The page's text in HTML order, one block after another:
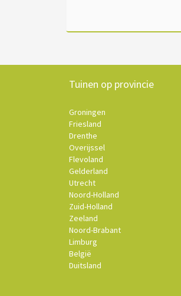
Tuinen op provincie
Groningen
Friesland
Drenthe
Overijssel
Flevoland
Gelderland
Utrecht
Noord-Holland
Zuid-Holland
Zeeland
Noord-Brabant
Limburg
België
Duitsland